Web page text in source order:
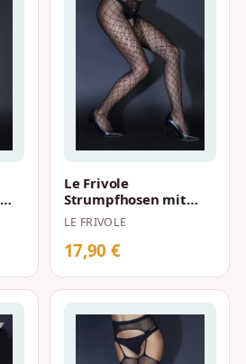
Le Frivole
Strumpfhosen mit
Netzmuster und
offenem Schritt
Schwarz
LE FRIVOLE
17,90 €